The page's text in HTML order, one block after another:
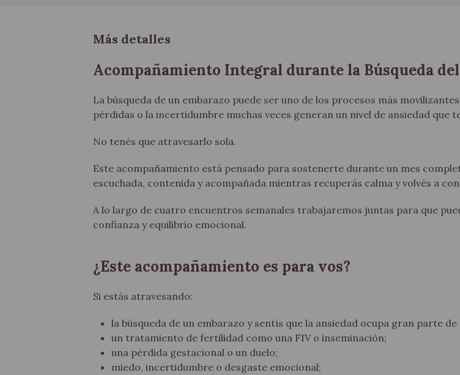
Más detalles
Acompañamiento Integral durante la Búsqueda
La búsqueda de un embarazo puede ser uno de los procesos más
pérdidas o la incertidumbre muchas veces generan un nivel de ansiedad que
No tenés que atravesarlo sola.
Este acompañamiento está pensado para sostenerte durante un mes
escuchada, contenida y acompañada mientras recuperás calma y volvés a
A lo largo de cuatro encuentros semanales trabajaremos juntas para que
confianza y equilibrio emocional.
¿Este acompañamiento es para vos?
Si estás atravesando:
la búsqueda de un embarazo y sentís que la ansiedad ocupa gran parte de
un tratamiento de fertilidad como una FIV o inseminación;
una pérdida gestacional o un duelo;
miedo, incertidumbre o desgaste emocional;